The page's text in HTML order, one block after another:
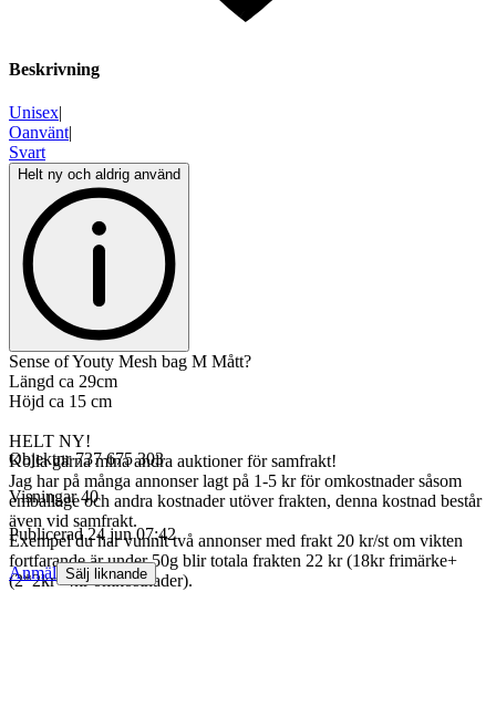
Beskrivning
Unisex|
Oanvänt|
Svart
Helt ny och aldrig använd
Sense of Youty Mesh bag M Mått?
Längd ca 29cm
Höjd ca 15 cm
HELT NY!
Kolla gärna mina andra auktioner för samfrakt!
Jag har på många annonser lagt på 1-5 kr för omkostnader såsom
emballage och andra kostnader utöver frakten, denna kostnad består
även vid samfrakt.
Exempel du har vunnit två annonser med frakt 20 kr/st om vikten
fortfarande är under 50g blir totala frakten 22 kr (18kr frimärke+
(2*2kr=4kr omkostnader).
Objektnr 737 675 303
Visningar 40
Publicerad 24 jun 07:42
Anmäl Sälj liknande